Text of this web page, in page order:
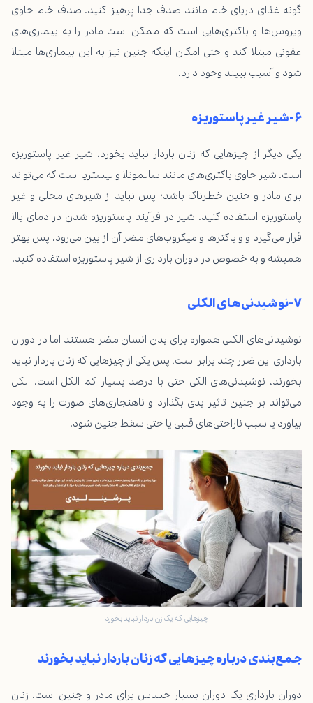
گونه غذای دریای خام مانند صدف جدا پرهیز کنید. صدف خام حاوی
ویروس‌ها و باکتری‌هایی است که ممکن است مادر را به بیماری‌های
عفونی مبتلا کند و حتی امکان اینکه جنین نیز به این بیماری‌ها مبتلا
شود و آسیب ببیند وجود دارد.
۶-شیر غیر پاستوریزه
یکی دیگر از چیزهایی که زنان باردار نباید بخورد، شیر غیر پاستوریزه
است. شیر حاوی باکتری‌های مانند سالمونلا و لیستریا است که می‌تواند
برای مادر و جنین خطرناک باشد؛ پس نباید از شیرهای محلی و غیر
پاستوریزه استفاده کنید. شیر در فرآیند پاستوریزه شدن در دمای بالا
قرار می‌گیرد و و باکترها و میکروب‌های مضر آن از بین می‌رود، پس بهتر
همیشه و به خصوص در دوران بارداری از شیر پاستوریزه استفاده کنید.
۷-نوشیدنی‌های الکلی
نوشیدنی‌های الکلی همواره برای بدن انسان مضر هستند اما در دوران
بارداری این ضرر چند برابر است، پس یکی از چیزهایی که زنان باردار نباید
بخورند، نوشیدنی‌های الکی حتی با درصد بسیار کم الکل است. الکل
می‌تواند بر جنین تاثیر بدی بگذارد و ناهنجاری‌های صورت را به وجود
بیاورد یا سبب ناراحتی‌های قلبی یا حتی سقط جنین شود.
چیزهایی که یک زن باردار نباید بخورد
جمع‌بندی درباره چیزهایی که زنان باردار نباید بخورند
دوران بارداری یک دوران بسیار حساس برای مادر و جنین است. زنان